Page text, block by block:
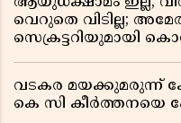
വെറുതെ വിടില്ല;
സെക്രട്ടറിയുമായി
വടകര മയക്കുമരുന്ന്
കെ സി കീർത്തനയെ